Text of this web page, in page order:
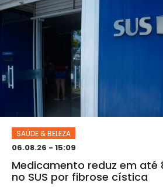
SAÚDE & BELEZA
06.08.26 - 15:09
Medicamento reduz em até
no SUS por fibrose cística